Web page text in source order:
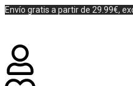
Envío gratis a partir de 29.99€,